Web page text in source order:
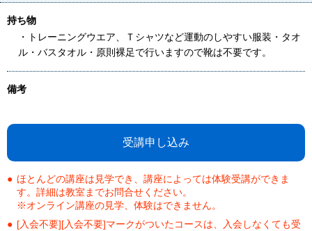
持ち物
・トレーニングウエア、Ｔシャツなど運動のしやすい服装・タオ
ル・バスタオル・原則裸足で行いますので靴は不要です。
備考
受講申し込み
ほとんどの講座は見学でき、講座によっては体験受講ができま
す。詳細は教室までお問合せください。
※オンライン講座の見学、体験はできません。
[入会不要][入会不要]マークがついたコースは、入会しなくても受